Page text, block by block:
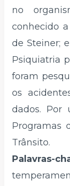
no
conhecido
de Steiner;
Psiquiatria
foram
os
dados. Por
Programas
Trânsito.
Palavras-